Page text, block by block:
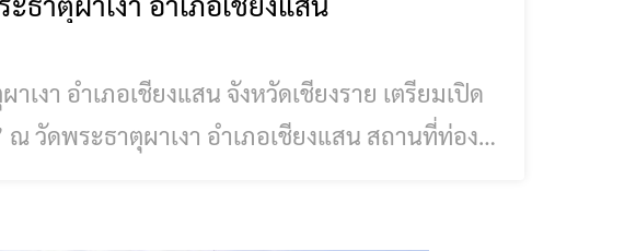
สน จังหวัดเชียงราย เตรียมเปิด
วัดพระธาตุผาเงา อำเภอเชียงแสน สถานที่ท่อง